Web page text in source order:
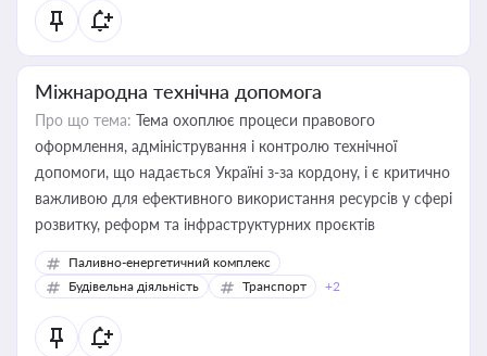
Міжнародна технічна допомога
Про що тема: Тема охоплює процеси правового
оформлення, адміністрування і контролю технічної
допомоги, що надається Україні з-за кордону, і є критично
важливою для ефективного використання ресурсів у сфері
розвитку, реформ та інфраструктурних проєктів
Паливно-енергетичний комплекс
Будівельна діяльність
Транспорт +2